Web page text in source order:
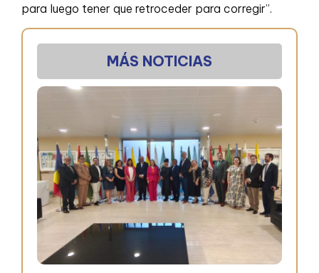
para luego tener que retroceder para corregir”.
MÁS NOTICIAS